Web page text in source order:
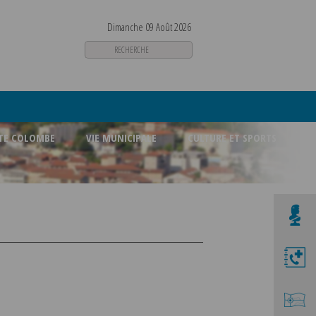
Dimanche 09 Août 2026
COLOMBE VIE MUNICIPALE CULTURE ET SPORTS